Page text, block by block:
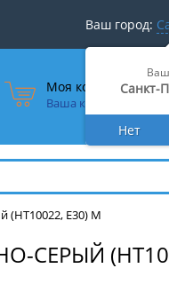
Ваш город:
Санкт-
Нет
Моя корзина
Ваша корзина пуста
E30) M
СЕРЫЙ